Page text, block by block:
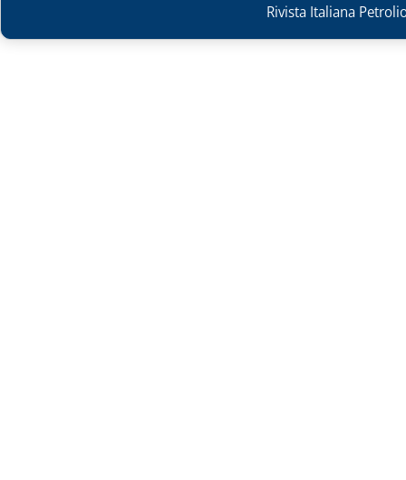
Rivista Italiana